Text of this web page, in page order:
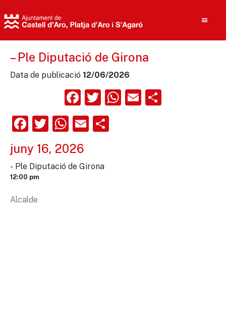
– Ple Diputació de Girona
Data de publicació 12/06/2026
Facebook
Twitter
WhatsApp
Email
Facebook
Twitter
WhatsApp
Email
juny 16, 2026
- Ple Diputació de Girona
12:00 pm
Alcalde